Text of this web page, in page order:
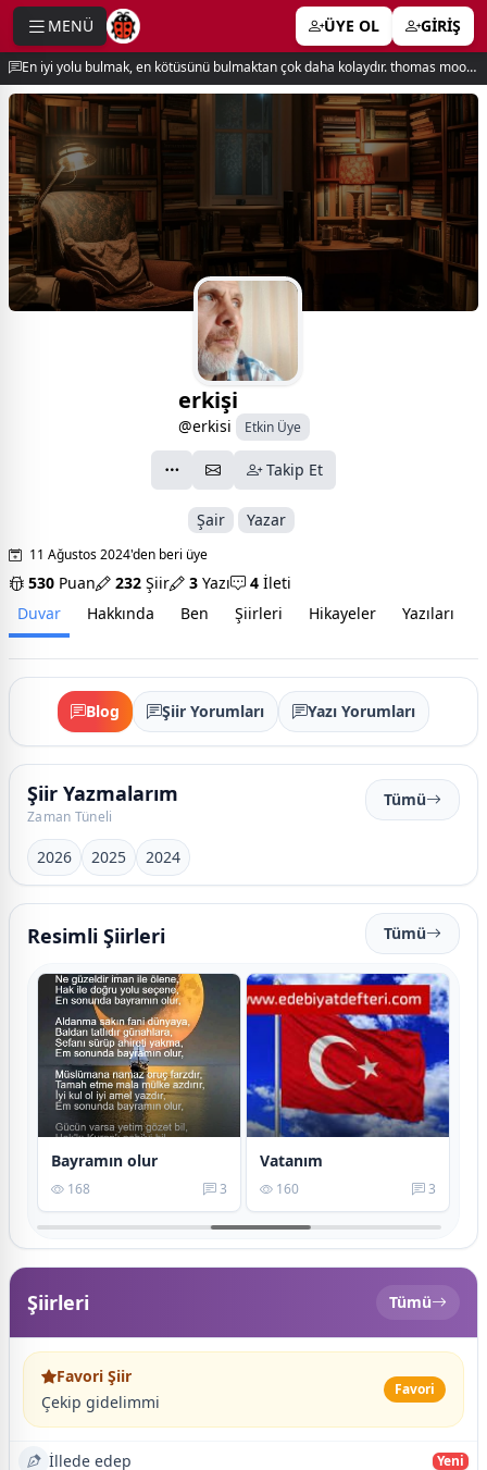
MENÜ ÜYE OL GİRİŞ
En iyi yolu bulmak, en kötüsünü bulmaktan çok daha kolaydır. thomas moore
erkişi
@erkisi Etkin Üye
Takip Et
Şair Yazar
11 Ağustos 2024'den beri üye
530 Puan 232 Şiir 3 Yazı 4 İleti
Duvar
Hakkında Ben Şiirleri Hikayeler Yazıları
Blog Şiir Yorumları Yazı Yorumları
Şiir Yazmalarım
Zaman Tüneli
Tümü
2026 2025 2024
Resimli Şiirleri Tümü
Bayramın olur
168 3
Vatanım
160 3
Şiirleri Tümü
Favori Şiir
Çekip gidelimmi
Favori
İllede edep Yeni
menu